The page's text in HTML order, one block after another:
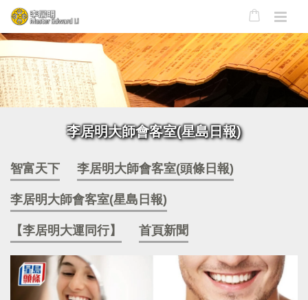
李居明大師會客室(星島日報)
智富天下 李居明大師會客室(頭條日報)
李居明大師會客室(星島日報)
【李居明大運同行】 首頁新聞